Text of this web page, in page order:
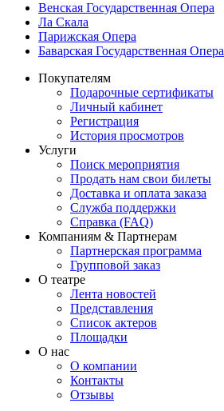
Венская Государственная Опера
Ла Скала
Парижская Опера
Баварская Государственная Опера
Покупателям
Подарочные сертификаты
Личный кабинет
Регистрация
История просмотров
Услуги
Поиск мероприятия
Продать нам свои билеты
Доставка и оплата заказа
Служба поддержки
Справка (FAQ)
Компаниям & Партнерам
Партнерская программа
Групповой заказ
О театре
Лента новостей
Представления
Список актеров
Площадки
О нас
О компании
Контакты
Отзывы